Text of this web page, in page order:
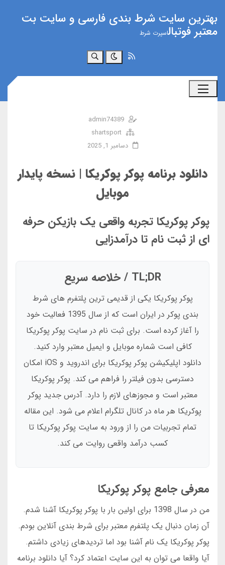
بهترین سایت شرط بندی فارسی و سایت بت
معتبر فوتبالاسپرت شرط
جستجو
admin74389
shartsport
دسامبر 1, 2025
دانلود برنامه پوکر پوکریکا | نسخه پایدار
موبایل
پوکر پوکریکا تجربه واقعی یک بازیکن حرفه
ای از ثبت نام تا درآمدزایی
TL;DR / خلاصه سریع
پوکر پوکریکا یکی از قدیمی ترین پلتفرم های شرط
بندی پوکر در ایران است که از سال 1395 فعالیت خود
را آغاز کرده است. برای ثبت نام در سایت پوکر پوکریکا
کافی است شماره موبایل و ایمیل معتبر وارد کنید.
دانلود اپلیکیشن پوکر پوکریکا برای اندروید و iOS امکان
دسترسی بدون فیلتر را فراهم می کند. پوکر پوکریکا
معتبر است و مجوزهای لازم را دارد. آدرس جدید پوکر
پوکریکا هر ماه در کانال تلگرام اعلام می شود. این مقاله
تمام تجربیات من را از ورود به سایت پوکر پوکریکا تا
کسب درآمد واقعی روایت می کند.
معرفی جامع پوکر پوکریکا
من در سال 1398 برای اولین بار با پوکر پوکریکا آشنا شدم.
آن زمان دنبال یک پلتفرم معتبر برای شرط بندی آنلاین بودم.
پوکر پوکریکا یک نام آشنا بود اما تردیدهای زیادی داشتم.
آیا واقعا می توان به این سایت اعتماد کرد؟ آیا دانلود برنامه